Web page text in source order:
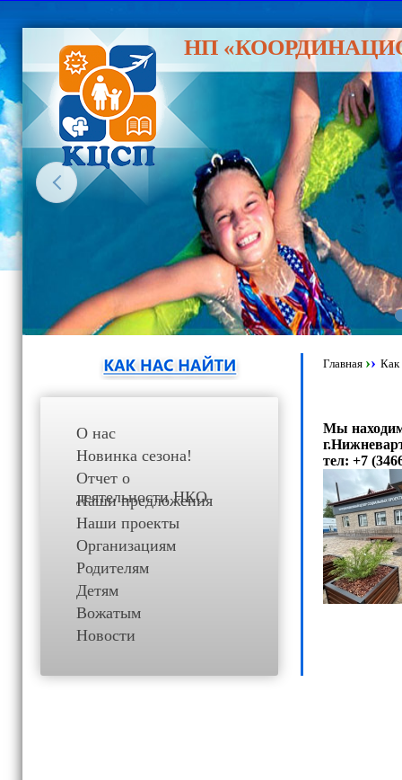
НП
О нас
Новинка сезона!
Отчет о
деятельности НКО
Наши предложения
Наши проекты
Организациям
Родителям
Детям
Вожатым
Новости
Главная ›› Как
Мы
тел: +7